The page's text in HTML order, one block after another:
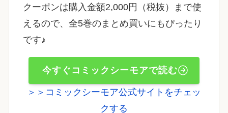
クーポンは購入金額2,000円（税抜）まで使
えるので、全5巻のまとめ買いにもぴったり
です♪
今すぐコミックシーモアで読む
＞＞コミックシーモア公式サイトをチェッ
クする